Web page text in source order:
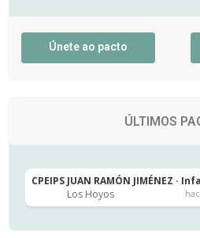
Únete ao pacto
ÚLTIMOS
CPEIPS JUAN RAMÓN JIMÉNEZ ·
Los Hoyos